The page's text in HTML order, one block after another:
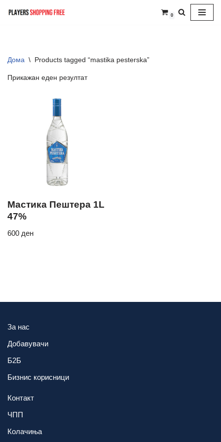
0
Дома \ Products tagged “mastika pesterska”
Прикажан еден резултат
Мастика Пештера 1L
47%
600 ден
За нас
Добавувачи
Б2Б
Бизнис корисници
Контакт
ЧПП
Колачиња